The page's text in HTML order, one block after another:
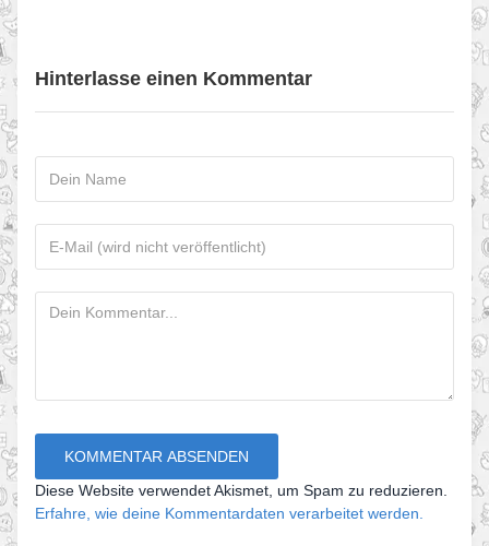
Hinterlasse einen Kommentar
Diese Website verwendet Akismet, um Spam zu reduzieren.
Erfahre, wie deine Kommentardaten verarbeitet werden.